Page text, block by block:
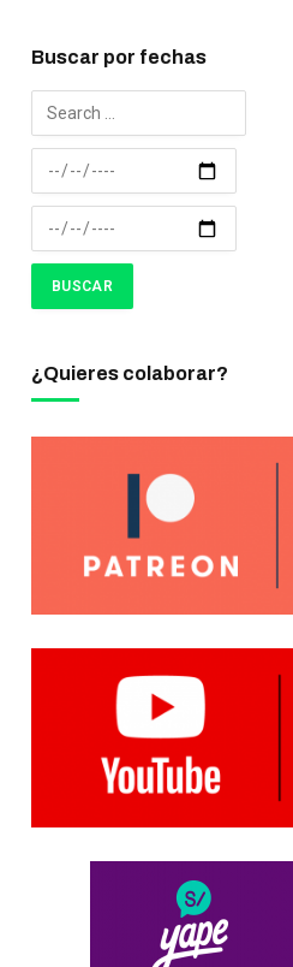
Buscar por fechas
¿Quieres colaborar?